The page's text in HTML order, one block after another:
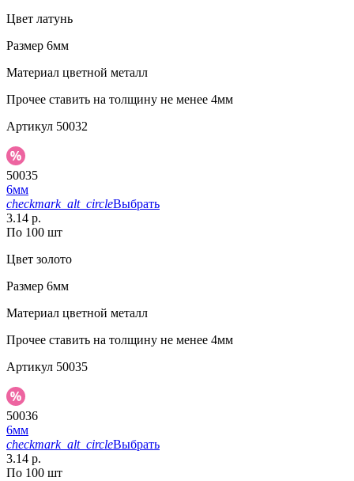
Цвет латунь
Размер 6мм
Материал цветной металл
Прочее ставить на толщину не менее 4мм
Артикул 50032
50035
6мм
checkmark_alt_circleВыбрать
3.14 р.
По 100 шт
Цвет золото
Размер 6мм
Материал цветной металл
Прочее ставить на толщину не менее 4мм
Артикул 50035
50036
6мм
checkmark_alt_circleВыбрать
3.14 р.
По 100 шт